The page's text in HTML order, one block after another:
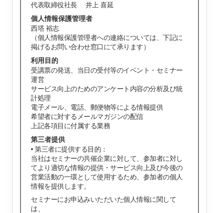
代表取締役社長 井上 喜延
個人情報保護管理者
西塔 裕志
（個人情報保護管理者への連絡については、下記に
掲げるお問い合わせ窓口にて承ります）
利用目的
受講票の発送、当日の受付等のイベント・セミナー
運営
サービス向上のためのアンケート内容の分析及び統
計処理
電子メール、電話、郵便物等による情報提供
希望者に対するメールマガジンの配信
上記各項目に付属する業務
第三者提供
• 第三者に提供する目的：
当社はセミナーの共催企業に対して、参加者に対し
てより適切な情報の提供・サービス向上及び今後の
営業活動の一環として使用するため、参加者の個人
情報を提供します。
セミナーにお申込みいただいた個人情報に関して
は、